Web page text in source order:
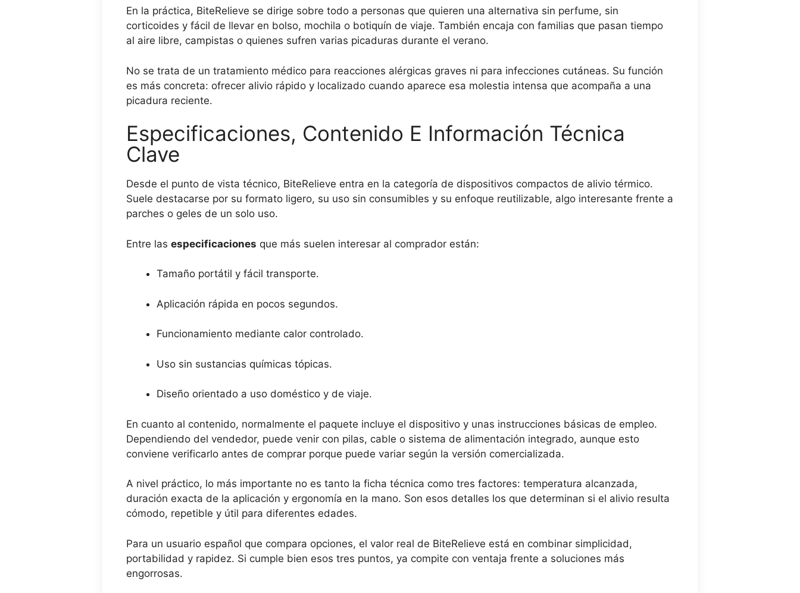
En la práctica, BiteRelieve se dirige sobre todo a personas que quieren una alternativa sin perfume, sin
corticoides y fácil de llevar en bolso, mochila o botiquín de viaje. También encaja con familias que pasan tiempo
al aire libre, campistas o quienes sufren varias picaduras durante el verano.
No se trata de un tratamiento médico para reacciones alérgicas graves ni para infecciones cutáneas. Su función
es más concreta: ofrecer alivio rápido y localizado cuando aparece esa molestia intensa que acompaña a una
picadura reciente.
Especificaciones, Contenido E Información Técnica
Clave
Desde el punto de vista técnico, BiteRelieve entra en la categoría de dispositivos compactos de alivio térmico.
Suele destacarse por su formato ligero, su uso sin consumibles y su enfoque reutilizable, algo interesante frente a
parches o geles de un solo uso.
Entre las especificaciones que más suelen interesar al comprador están:
Tamaño portátil y fácil transporte.
Aplicación rápida en pocos segundos.
Funcionamiento mediante calor controlado.
Uso sin sustancias químicas tópicas.
Diseño orientado a uso doméstico y de viaje.
En cuanto al contenido, normalmente el paquete incluye el dispositivo y unas instrucciones básicas de empleo.
Dependiendo del vendedor, puede venir con pilas, cable o sistema de alimentación integrado, aunque esto
conviene verificarlo antes de comprar porque puede variar según la versión comercializada.
A nivel práctico, lo más importante no es tanto la ficha técnica como tres factores: temperatura alcanzada,
duración exacta de la aplicación y ergonomía en la mano. Son esos detalles los que determinan si el alivio resulta
cómodo, repetible y útil para diferentes edades.
Para un usuario español que compara opciones, el valor real de BiteRelieve está en combinar simplicidad,
portabilidad y rapidez. Si cumple bien esos tres puntos, ya compite con ventaja frente a soluciones más
engorrosas.